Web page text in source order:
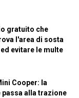
gratuito che
l'area di sosta
evitare le multe
Cooper: la
alla trazione